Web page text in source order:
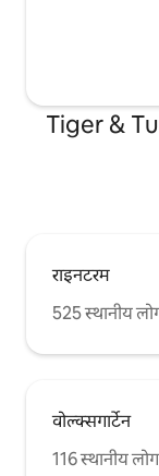
Tiger &
राइनटरम
525 स्थानीय
वोल्क्सगार्टेन
116 स्थानीय